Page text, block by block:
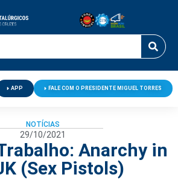
APP FALE COM O PRESIDENTE MIGUEL TORRES
NOTÍCIAS
29/10/2021
Anarchy in
(Sex Pistols)